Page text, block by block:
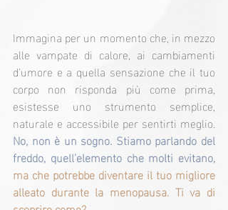
Immagina per un momento che, in mezzo
alle vampate di calore, ai cambiamenti
d’umore e a quella sensazione che il tuo
corpo non risponda più come prima,
esistesse uno strumento semplice,
No, non è un sogno. Stiamo parlando del
freddo, quell’elemento che molti evitano,
ma che potrebbe diventare il tuo migliore
alleato durante la menopausa. Ti va di